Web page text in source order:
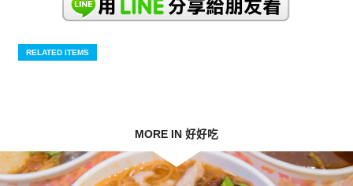
RELATED ITEMS
MORE IN 好好吃